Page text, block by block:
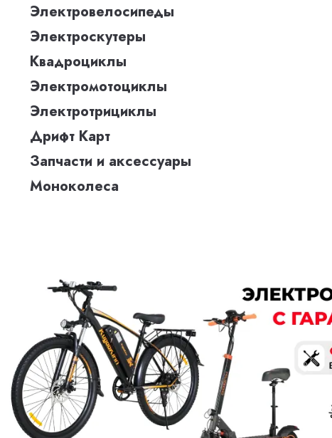
Электровелосипеды
Электроскутеры
Квадроциклы
Электромотоциклы
Электротрициклы
Дрифт Карт
Запчасти и аксессуары
Моноколеса